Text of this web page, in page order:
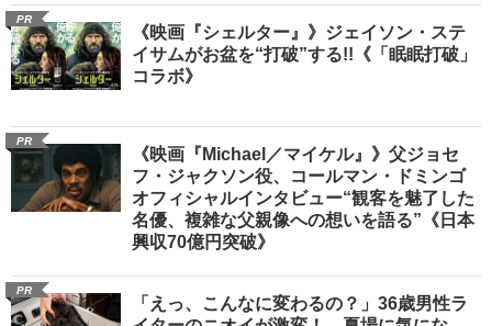
PR
《映画『シェルター』》ジェイソン・ステ
イサムがお盆を“打破”する!!《「眠眠打破」
コラボ》
PR
《映画『Michael／マイケル』》父ジョセ
フ・ジャクソン役、コールマン・ドミンゴ
オフィシャルインタビュー“観客を魅了した
名優、複雑な父親像への想いを語る”《日本
興収70億円突破》
PR
「えっ、こんなに変わるの？」36歳男性ラ